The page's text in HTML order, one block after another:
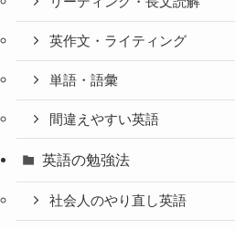
英作文・ライティング
単語・語彙
間違えやすい英語
英語の勉強法
社会人のやり直し英語